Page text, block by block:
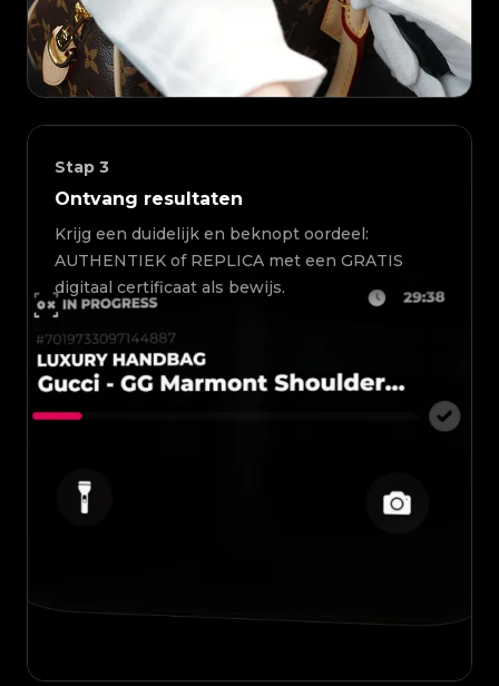
Stap 3
Ontvang resultaten
Krijg een duidelijk en beknopt oordeel:
AUTHENTIEK of REPLICA met een GRATIS
digitaal certificaat als bewijs.